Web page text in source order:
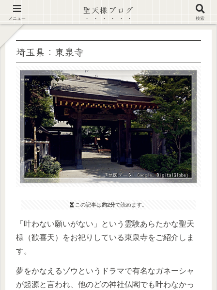
【注意喚起】偽サイト及び偽情報に注意 ▶確認する◀
埼玉県：東泉寺
この記事は約2分で読めます。
「叶わない願いがない」という霊験あらたかな聖天
様（歓喜天）をお祀りしている東泉寺をご紹介しま
す。
夢をかなえるゾウというドラマで有名なガネーシャ
が起源と言われ、他のどの神社仏閣でも叶わなかっ
メニュー
聖天様ブログ
検索